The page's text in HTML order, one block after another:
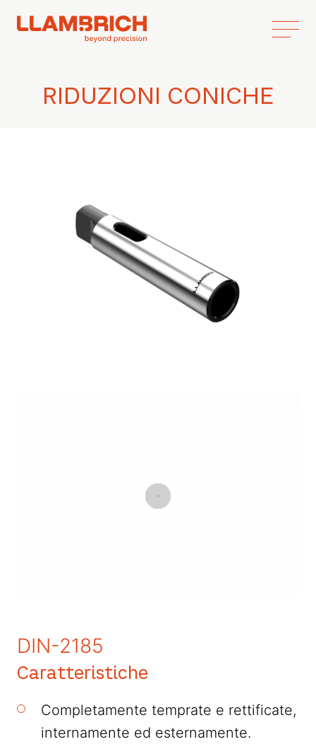
RIDUZIONI CONICHE
DIN-2185
Caratteristiche
Completamente temprate e rettificate,
internamente ed esternamente.